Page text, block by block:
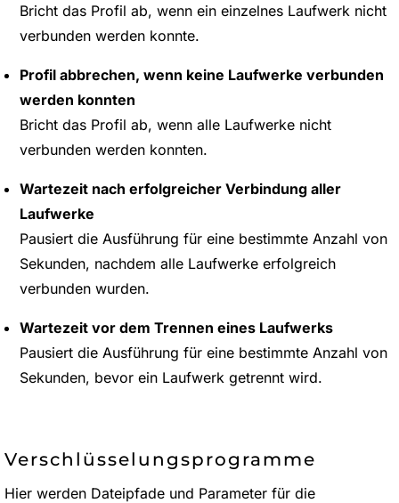
Bricht das Profil ab, wenn ein einzelnes Laufwerk nicht
verbunden werden konnte.
Profil abbrechen, wenn keine Laufwerke verbunden
werden konnten
Bricht das Profil ab, wenn alle Laufwerke nicht
verbunden werden konnten.
Wartezeit nach erfolgreicher Verbindung aller
Laufwerke
Pausiert die Ausführung für eine bestimmte Anzahl von
Sekunden, nachdem alle Laufwerke erfolgreich
verbunden wurden.
Wartezeit vor dem Trennen eines Laufwerks
Pausiert die Ausführung für eine bestimmte Anzahl von
Sekunden, bevor ein Laufwerk getrennt wird.
Verschlüsselungsprogramme
Hier werden Dateipfade und Parameter für die